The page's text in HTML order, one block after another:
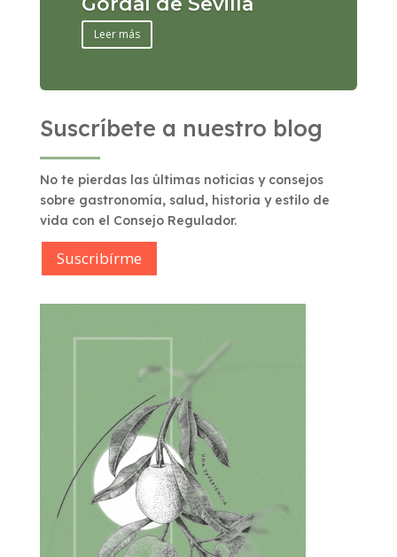
Leer más
Suscríbete a nuestro blog
No te pierdas las últimas noticias y consejos
sobre gastronomía, salud, historia y estilo de
vida con el Consejo Regulador.
Suscribírme